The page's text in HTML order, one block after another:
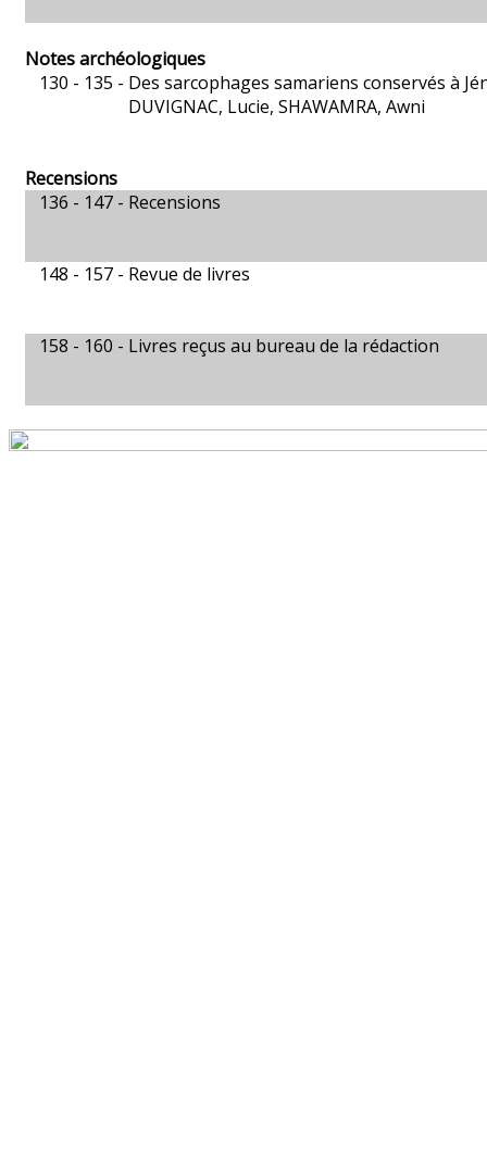
Notes archéologiques
130 - 135 - Des sarcophages samariens conservés à
DUVIGNAC, Lucie, SHAWAMRA, Awni
Recensions
136 - 147 - Recensions
148 - 157 - Revue de livres
158 - 160 - Livres reçus au bureau de la rédaction